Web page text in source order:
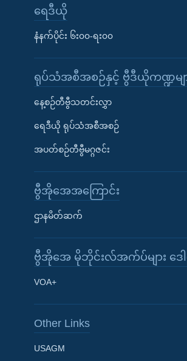
Learning English
ရေဒီယို
နံနက်ပိုင်း ၆း၀၀-ရး၀၀
ရုပ်သံအစီအစဉ်နှင့် ဗွီဒီယိုကဏ္ဍမျ
နေ့စဉ်တီဗွီသတင်းလွှာ
ရေဒီယို ရုပ်သံအစီအစဉ်
အပတ်စဉ်တီဗွီမဂ္ဂဇင်း
ဗွီအိုအေအကြောင်း
ဌာနမိတ်ဆက်
ဗွီအိုအေ မိုဘိုင်းလ်အက်ပ်များ ဒ
VOA+
Other Links
USAGM